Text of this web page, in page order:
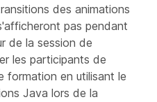
des animations
pas pendant
de la session de
les participants de
formation en utilisant le
Java lors de la